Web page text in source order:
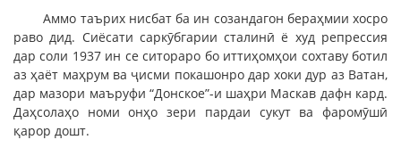
Аммо таърих нисбат ба ин созандагон бераҳмии хосро
раво дид. Сиёсати саркӯбгарии сталинӣ ё худ репрессия
дар соли 1937 ин се ситораро бо иттиҳомҳои сохтаву ботил
аз ҳаёт маҳрум ва ҷисми покашонро дар хоки дур аз Ватан,
дар мазори маъруфи “Донское”-и шаҳри Маскав дафн кард.
Даҳсолаҳо номи онҳо зери пардаи сукут ва фаромӯшӣ
қарор дошт.